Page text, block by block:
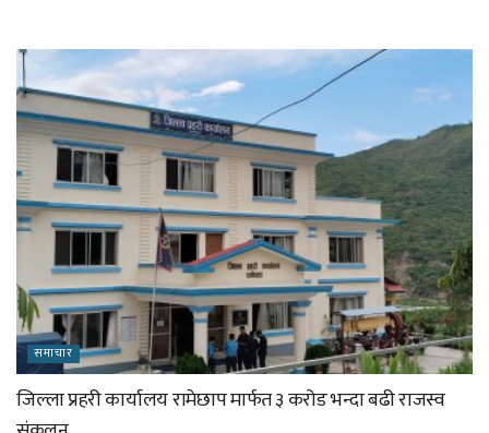
समाचार
जिल्ला प्रहरी कार्यालय रामेछाप मार्फत ३ करोड भन्दा बढी राजस्व